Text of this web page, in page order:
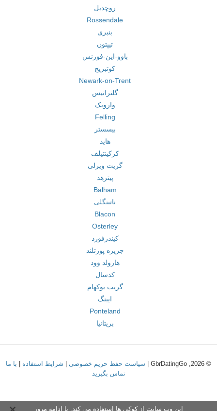
روچدیل
Rossendale
بنبری
تیپتون
باوو-این-فورنس
کوتبریج
Newark-on-Trent
گلنراتیس
وارویک
Felling
بیسستر
هاید
کرکینتیلف
گریت ویرلی
پیترهد
Balham
ناتینگلی
Blacon
Osterley
کیندرفورد
جزیره پورتلند
هارولد وود
کدسال
گریت بوکهام
اپینگ
Ponteland
بریتانیا
© 2026, GbrDatingGo | سیاست حفظ حریم خصوصی شرایط استفاده
با ما
تماس بگیرید
این وب سایت از کوکی ها استفاده می کند. با ادامه مرور